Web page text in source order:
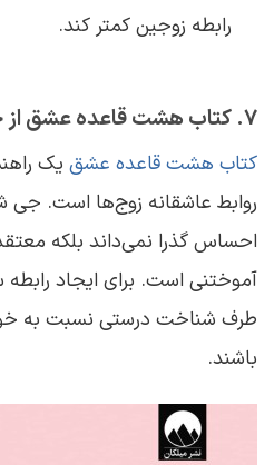
رابطه زوجین کمتر کند.
7. کتاب هشت قاعده عشق از جی شتی
کتاب هشت قاعده عشق یک
روابط عاشقانه زوج‌ها است.
احساس گذرا نمی‌داند بلکه
آموختنی است. برای ایجاد رابطه
طرف شناخت درستی نسبت به
باشند.